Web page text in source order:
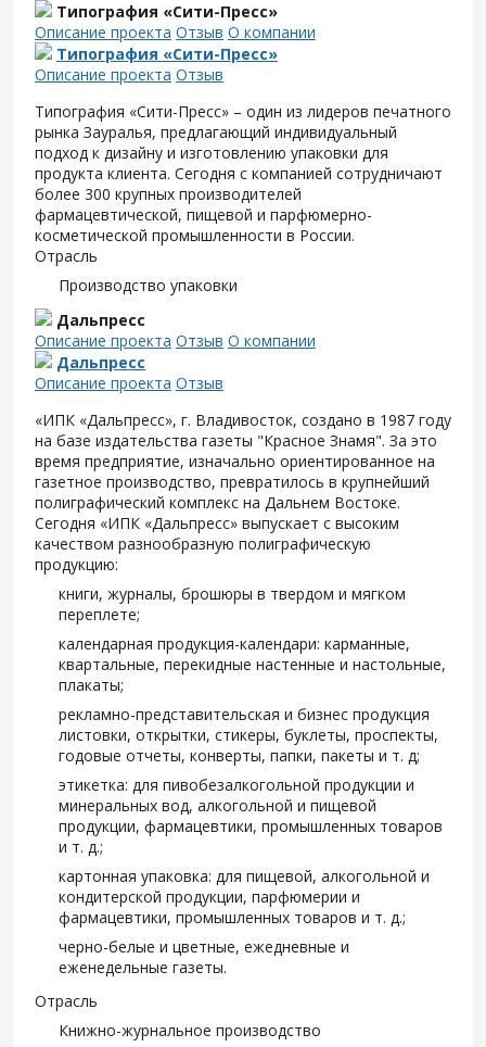
Типография «Сити-Пресс»
Описание проекта Отзыв О компании
Типография «Сити-Пресс»
Описание проекта Отзыв
Типография «Сити-Пресс» – один из лидеров печатного
рынка Зауралья, предлагающий индивидуальный
подход к дизайну и изготовлению упаковки для
продукта клиента. Сегодня с компанией сотрудничают
более 300 крупных производителей
фармацевтической, пищевой и парфюмерно-
косметической промышленности в России.
Отрасль
Производство упаковки
Дальпресс
Описание проекта Отзыв О компании
Дальпресс
Описание проекта Отзыв
«ИПК «Дальпресс», г. Владивосток, создано в 1987 году
на базе издательства газеты "Красное Знамя". За это
время предприятие, изначально ориентированное на
газетное производство, превратилось в крупнейший
полиграфический комплекс на Дальнем Востоке.
Сегодня «ИПК «Дальпресс» выпускает с высоким
качеством разнообразную полиграфическую
продукцию:
книги, журналы, брошюры в твердом и мягком
переплете;
календарная продукция-календари: карманные,
квартальные, перекидные настенные и настольные,
плакаты;
рекламно-представительская и бизнес продукция
листовки, открытки, стикеры, буклеты, проспекты,
годовые отчеты, конверты, папки, пакеты и т. д;
этикетка: для пивобезалкогольной продукции и
минеральных вод, алкогольной и пищевой
продукции, фармацевтики, промышленных товаров
и т. д.;
картонная упаковка: для пищевой, алкогольной и
кондитерской продукции, парфюмерии и
фармацевтики, промышленных товаров и т. д.;
черно-белые и цветные, ежедневные и
еженедельные газеты.
Отрасль
Книжно-журнальное производство